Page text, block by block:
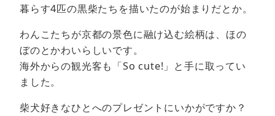
暮らす4匹の黒柴たちを描いたのが始まりだとか。
わんこたちが京都の景色に融け込む絵柄は、ほの
ぼのとかわいらしいです。
海外からの観光客も「So cute!」と手に取ってい
ました。
柴犬好きなひとへのプレゼントにいかがですか？